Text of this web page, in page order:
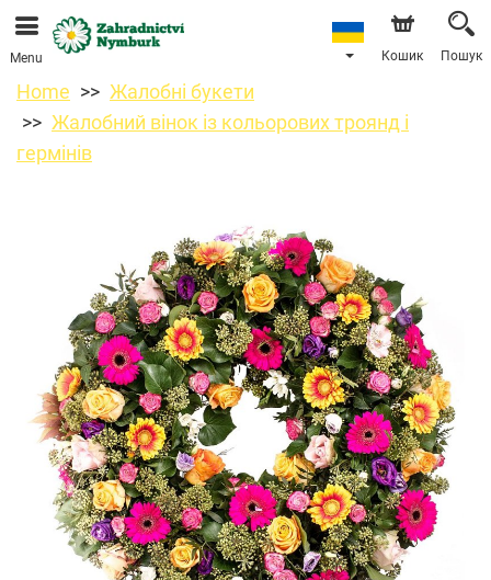
Ми приймаємо замовлення через наш інтернет-
магазин. Найближча можлива дата доставки —
11.08.2026 у зв’язку з відпусткою.
Menu Кошик Пошук
Home
Жалобні букети
Жалобний вінок із кольорових троянд і
гермінів